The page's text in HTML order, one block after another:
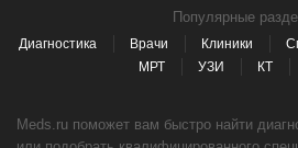
Популярные
Диагностика Врачи Клиники
МРТ
УЗИ КТ
Meds.ru поможет вам быстро найти